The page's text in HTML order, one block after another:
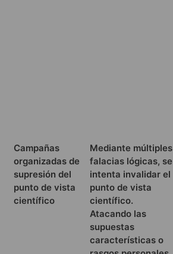
Campañas
organizadas de
supresión del
punto de vista
científico
Mediante múltiples
falacias lógicas, se
intenta invalidar el
punto de vista
científico.
Atacando las
supuestas
características o